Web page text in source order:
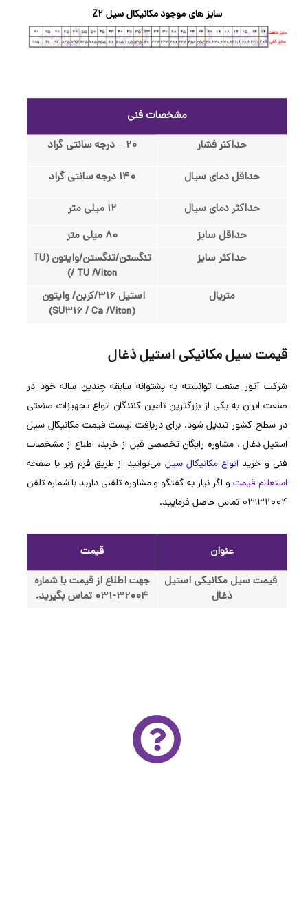
سایز های موجود مکانیکال سیل Z2
مشخصات فنی
حداکثر فشار
حداقل دمای سیال
حداکثر دمای سیال
حداقل سایز
حداکثر سایز
تنگستن/تنگستن/وایتون (TU
/ TU /Viton)
متریال
استیل 316/کربن/ وایتون
قیمت سیل مکانیکی استیل ذغال
شرکت آتور صنعت توانسته به پشتوانه سابقه چندین ساله خود در
صنعت ایران به یکی از بزرگترین تامین کنندگان انواع تجهیزات صنعتی
در سطح کشور تبدیل شود. برای دریافت لیست قیمت مکانیکال سیل
استیل ذغال ، مشاوره رایگان تخصصی قبل از خرید، اطلاع از مشخصات
فنی و خریدانواع مکانیکال سیل می‌توانید از طریق فرم زیر یا صفحه
استعلام قیمتو اگر نیاز به گفتگو و مشاوره تلفنی دارید با شماره تلفن
۰۳۱۳۲۰۰۴ تماس حاصل فرمایید.
عنوان
قیمت
قیمت سیل مکانیکی استیل
ذغال
جهت اطلاع از قیمت با شماره
32004-031 تماس بگیرید.